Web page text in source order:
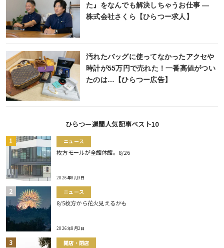
た』をなんでも解決しちゃうお仕事 ―
株式会社さくら【ひらつー求人】
汚れたバッグに使ってなかったアクセや
時計が55万円で売れた！一番高値がつい
たのは…【ひらつー広告】
ひらつー週間人気記事ベスト10
ニュース
枚方モールが全館休館。8/26
2026年8月3日
ニュース
8/5枚方から花火見えるかも
2026年8月2日
開店・閉店